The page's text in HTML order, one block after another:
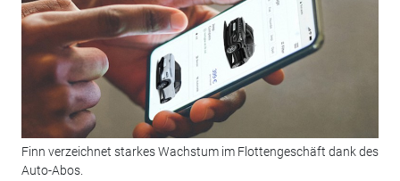
Finn verzeichnet starkes Wachstum im Flottengeschäft dank des
Auto-Abos.